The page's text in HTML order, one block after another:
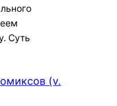
Суть
(v.